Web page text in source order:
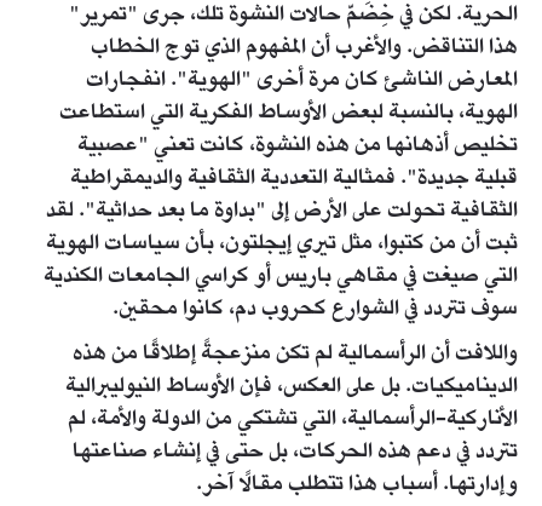
الحرية. لكن في خِضَمّ حالات النشوة تلك، جرى "تمرير"
هذا التناقض. والأغرب أن المفهوم الذي توج الخطاب
المعارض الناشئ كان مرة أخرى "الهوية". انفجارات
الهوية، بالنسبة لبعض الأوساط الفكرية التي استطاعت
تخليص أذهانها من هذه النشوة، كانت تعني "عصبية
قبلية جديدة". فمثالية التعددية الثقافية والديمقراطية
الثقافية تحولت على الأرض إلى "بداوة ما بعد حداثية". لقد
ثبت أن من كتبوا، مثل تيري إيجلتون، بأن سياسات الهوية
التي صيغت في مقاهي باريس أو كراسي الجامعات الكندية
سوف تتردد في الشوارع كحروب دم، كانوا محقين.
واللافت أن الرأسمالية لم تكن منزعجةً إطلاقًا من هذه
الديناميكيات. بل على العكس، فإن الأوساط النيوليبرالية
الأناركية-الرأسمالية، التي تشتكي من الدولة والأمة، لم
تتردد في دعم هذه الحركات، بل حتى في إنشاء صناعتها
وإدارتها. أسباب هذا تتطلب مقالًا آخر.